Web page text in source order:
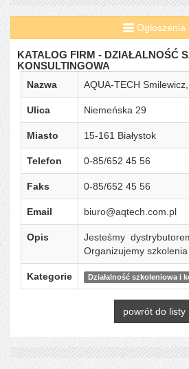
Ogłoszenia
KATALOG FIRM - DZIAŁALNOŚĆ
KONSULTINGOWA
Nazwa AQUA-TECH
Ulica Niemeńska 29
Miasto 15-161 Białystok
Telefon 0-85/652 45 56
Faks 0-85/652 45 56
Email biuro@aqtech.com.pl
Opis
Jesteśmy
Organizujemy
Kategorie Działalność szkoleniowa i
powrót do listy